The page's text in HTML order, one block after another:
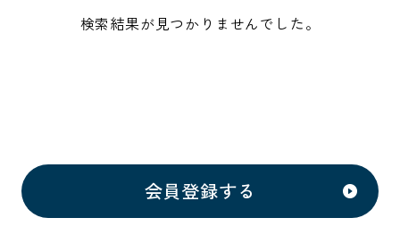
検索結果が見つかりませんでした。
会員登録する